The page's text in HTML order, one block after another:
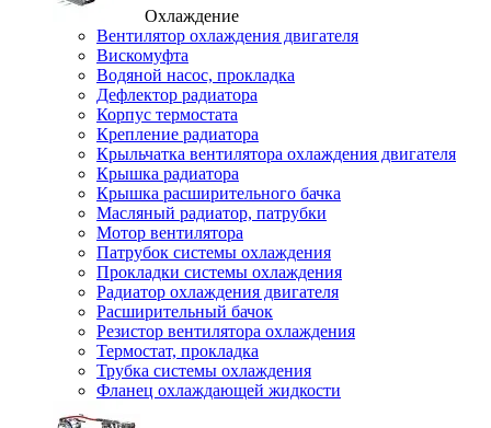
Охлаждение
Вентилятор охлаждения двигателя
Вискомуфта
Водяной насос, прокладка
Дефлектор радиатора
Корпус термостата
Крепление радиатора
Крыльчатка вентилятора охлаждения двигателя
Крышка радиатора
Крышка расширительного бачка
Масляный радиатор, патрубки
Мотор вентилятора
Патрубок системы охлаждения
Прокладки системы охлаждения
Радиатор охлаждения двигателя
Расширительный бачок
Резистор вентилятора охлаждения
Термостат, прокладка
Трубка системы охлаждения
Фланец охлаждающей жидкости